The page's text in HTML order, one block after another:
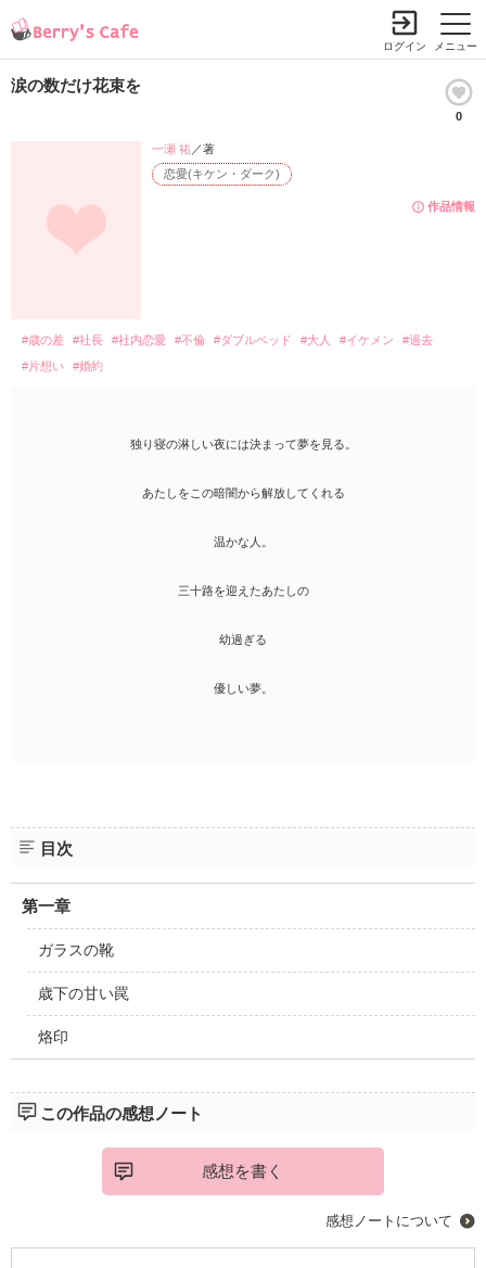
メニュー
ログイン
涙の数だけ花束を
0
作品情報
恋愛(キケン・ダーク)
一瀬 祐／著
#歳の差 #社長 #社内恋愛 #不倫 #ダブルベッド #大人 #イケメン
#過去
#片想い
#婚約
独り寝の淋しい夜には決まって夢を見る。
あたしをこの暗闇から解放してくれる
温かな人。
三十路を迎えたあたしの
幼過ぎる
優しい夢。
目次
第一章
ガラスの靴
歳下の甘い罠
烙印
この作品の感想ノート
感想を書く
感想ノートについて